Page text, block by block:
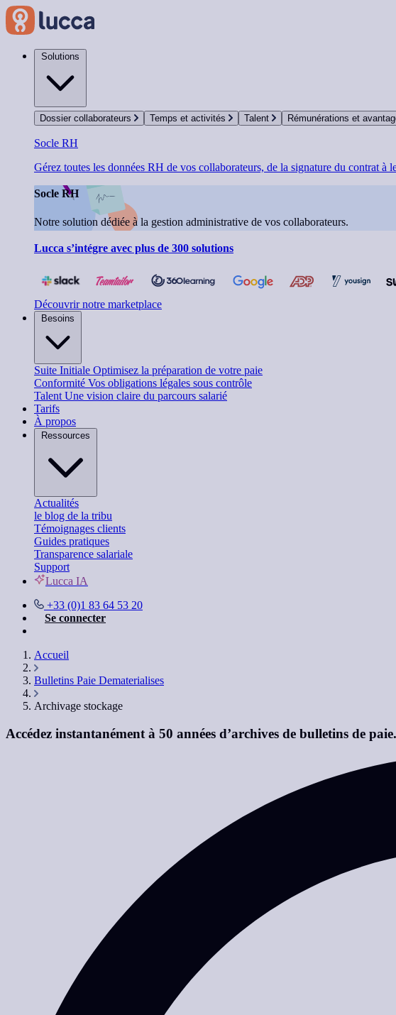
Dossier collaborateurs Temps et activités Talent Rémunérations et
Socle RH
Gérez toutes les données RH de vos collaborateurs, de la signature du contrat à
Socle RH
Notre solution dédiée à la gestion administrative de vos collaborateurs.
Lucca s’intégre avec plus de 300 solutions
Découvrir notre marketplace
Suite Initiale Optimisez la préparation de votre paie
Conformité Vos obligations légales sous contrôle
Talent Une vision claire du parcours salarié
Tarifs
À propos
Actualités
le blog de la tribu
Témoignages clients
Guides pratiques
Transparence salariale
Support
Lucca IA
+33 (0)1 83 64 53 20
Se connecter
Accueil
Bulletins Paie Dematerialises
Archivage stockage
Accédez instantanément à 50 années d’archives de bulletins de paie.